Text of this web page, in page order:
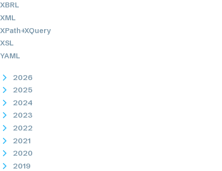
XBRL
XML
XPath+XQuery
XSL
YAML
2026
2025
2024
2023
2022
2021
2020
2019